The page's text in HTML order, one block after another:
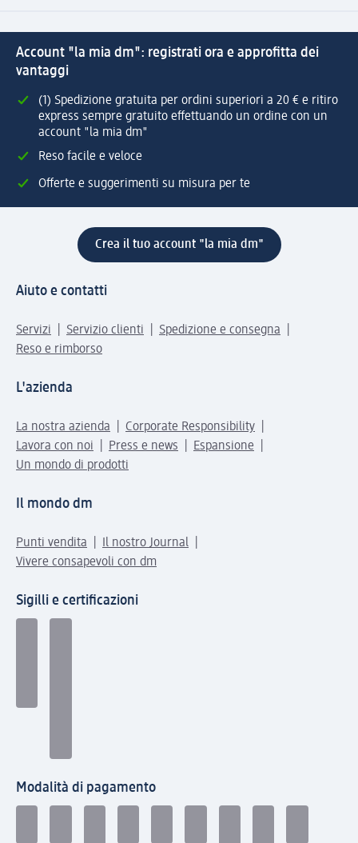
Account "la mia dm": registrati ora e approfitta dei
vantaggi
(1) Spedizione gratuita per ordini superiori a 20 € e ritiro
express sempre gratuito effettuando un ordine con un
account "la mia dm"
Reso facile e veloce
Offerte e suggerimenti su misura per te
Crea il tuo account "la mia dm"
Aiuto e contatti
Servizi Servizio clienti
Spedizione e consegna
Reso e rimborso
L'azienda
La nostra azienda
Corporate Responsibility
Lavora con noi
Press e news
Espansione
Un mondo di prodotti
Il mondo dm
Punti vendita
Il nostro Journal
Vivere consapevoli con dm
Sigilli e certificazioni
Modalità di pagamento